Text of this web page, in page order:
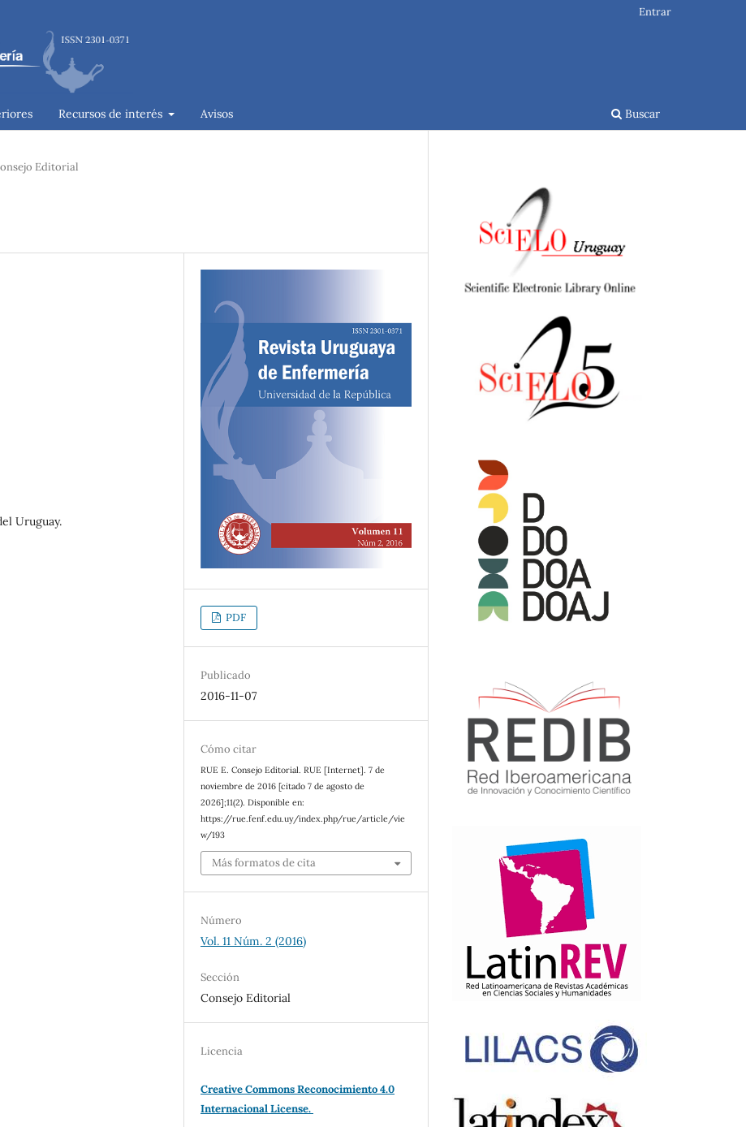
Recursos de interés Avisos Buscar
Entrar
Editorial
Uruguay.
PDF
Publicado
2016-11-07
Cómo citar
RUE E. Consejo Editorial. RUE [Internet]. 7 de
noviembre de 2016 [citado 7 de agosto de
2026];11(2). Disponible en:
https://rue.fenf.edu.uy/index.php/rue/article/vie
w/193
Más formatos de cita
Número
Vol. 11 Núm. 2 (2016)
Sección
Consejo Editorial
Licencia
Creative Commons Reconocimiento 4.0
Internacional License.